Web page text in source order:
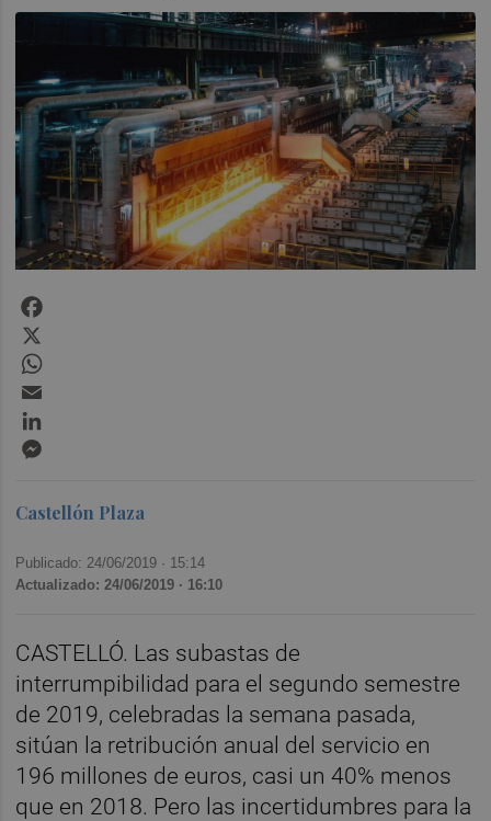
Castellón Plaza
Publicado: 24/06/2019 · 15:14
Actualizado: 24/06/2019 · 16:10
CASTELLÓ. Las subastas de
interrumpibilidad para el segundo semestre
de 2019, celebradas la semana pasada,
sitúan la retribución anual del servicio en
196 millones de euros, casi un 40% menos
que en 2018. Pero las incertidumbres para la